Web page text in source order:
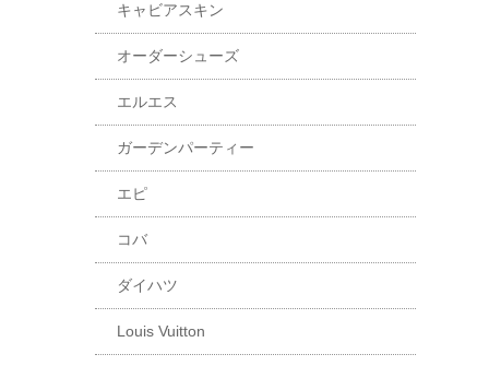
キャビアスキン
オーダーシューズ
エルエス
ガーデンパーティー
エピ
コバ
ダイハツ
Louis Vuitton